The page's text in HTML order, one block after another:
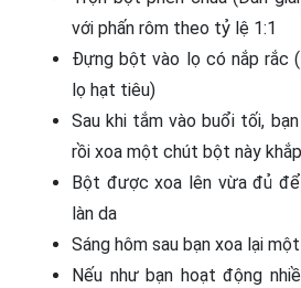
với phấn rôm theo tỷ lệ 1:1
Đựng bột vào lọ có nắp rắc
lọ hạt tiêu)
Sau khi tắm vào buổi tối,
rồi xoa một chút bột này
Bột được xoa lên vừa đủ
làn da
Sáng hôm sau bạn xoa lại
Nếu như bạn hoạt động